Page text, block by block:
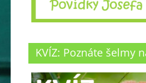
KVÍZ: Poznáte šelmy